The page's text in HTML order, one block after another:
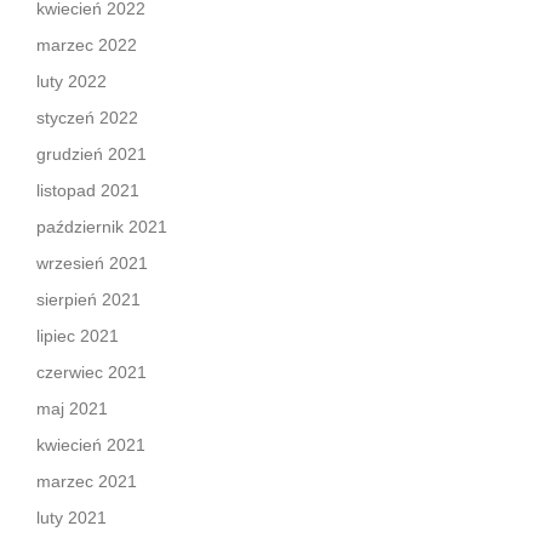
kwiecień 2022
marzec 2022
luty 2022
styczeń 2022
grudzień 2021
listopad 2021
październik 2021
wrzesień 2021
sierpień 2021
lipiec 2021
czerwiec 2021
maj 2021
kwiecień 2021
marzec 2021
luty 2021